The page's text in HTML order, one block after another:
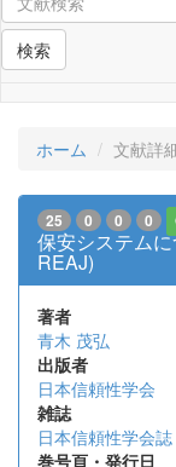
検索
ホーム 文献詳
25 0 0 0
保安システム
REAJ)
著者
青木 茂弘
出版者
日本信頼性学会
雑誌
日本信頼性学会
巻号頁・発行日